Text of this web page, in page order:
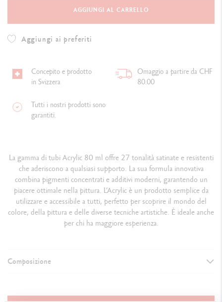
AGGIUNGI AL CARRELLO
Aggiungi ai preferiti
Concepito e prodotto
in Svizzera
Omaggio a partire da CHF
80.00
Tutti i nostri prodotti sono
garantiti.
La gamma di tubi Acrylic 80 ml offre 27 tonalità satinate e resistenti
che aderiscono a qualsiasi supporto. La sua formula innovativa
combina pigmenti concentrati e additivi moderni, garantendo un
piacere ottimale nella pittura. L’Acrylic è un prodotto semplice da
utilizzare e accessibile a tutti, perfetto per scoprire il mondo del
colore, della pittura e delle diverse tecniche artistiche. È ideale anche
per chi ha maggiore esperienza.
Composizione
Formato 80 ml